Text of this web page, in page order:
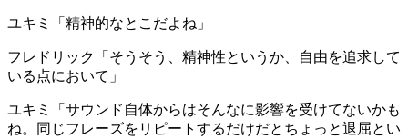
ユキミ 「精神的なとこだよね」
フレドリック
「そうそう、精神性というか、自由を追求して
いる点において」
ユキミ
「サウンド自体からはそんなに影響を受けてないかも
ね。同じフレーズをリピートするだけだとちょっと退屈とい